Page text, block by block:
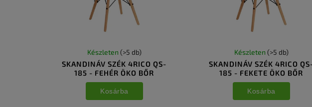
SKANDINÁV SZÉK 4RICO QS-
185 - FEHÉR ÖKO BŐR
Készleten (>5 db)
Kosárba
SKANDINÁV SZÉK 4RICO
185 - FEKETE ÖKO BŐR
Készleten (>5 db)
Kosárba